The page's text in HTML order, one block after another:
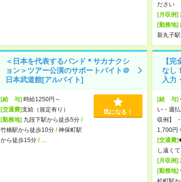
ださい
[月収例]
[勤務地]
新丸子駅
＜日本を代表するバンド＊サカナクシ
ョン＞ツアー公演のサポートバイト＠
日本武道館[アルバイト]
[給 与]時給1250円～
[交通費]支給（規定有り）
[勤務地]九段下駅から徒歩5分/
竹橋駅から徒歩10分/神保町駅
から徒歩15分/
気になる！
【
なし
入力
[給 与]
い・週
収例】
1,700円
[交通費]
し遠く
[月収例]
[勤務地]